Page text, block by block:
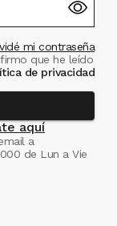
mi contraseña
que he leído
de privacidad
aquí
a
de Lun a Vie